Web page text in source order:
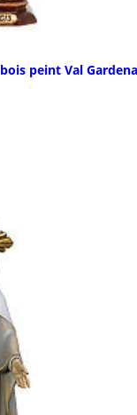
peint Val Gardena